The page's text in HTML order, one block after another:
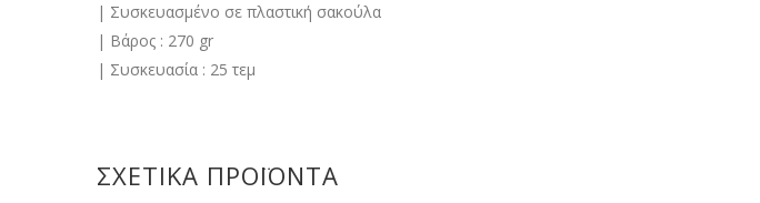
| Συσκευασμένο σε πλαστική σακούλα
| Βάρος : 270 gr
| Συσκευασία : 25 τεμ
ΣΧΕΤΙΚΆ ΠΡΟΪΌΝΤΑ